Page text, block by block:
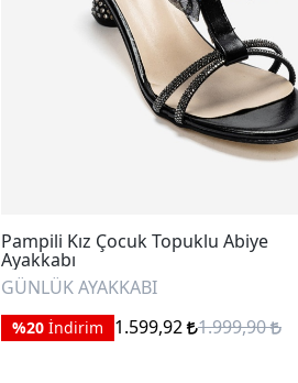
Pampili Kız Çocuk Topuklu Abiye
Ayakkabı
GÜNLÜK AYAKKABI
%20 İndirim 1.599,92 1.999,90